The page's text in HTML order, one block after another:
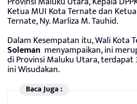
Ketua MUI Kota Ternate dan Ketua
Ternate, Ny. Marliza M. Tauhid.
Dalam Kesempatan itu, Wali Kota
Soleman menyampaikan, ini
di Provinsi Maluku Utara, terdapat
ini Wisudakan.
Baca Juga :